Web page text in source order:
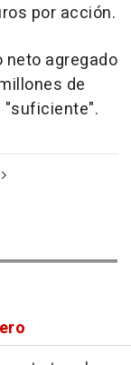
por acción.
agregado
de
"suficiente".